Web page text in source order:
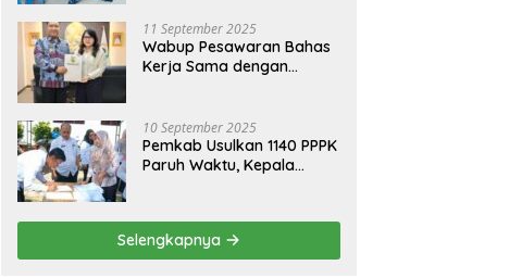
Darah Sejuta Harapan
11 September 2025
Wabup Pesawaran Bahas
Kerja Sama dengan
10 September 2025
Pemkab Usulkan 1140 PPPK
Paruh Waktu, Kepala
Selengkapnya